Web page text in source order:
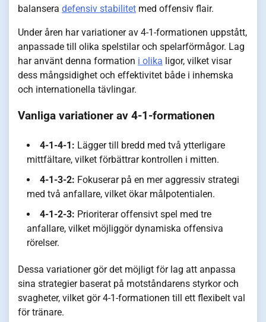
balansera defensiv stabilitet med offensiv flair.
Under åren har variationer av 4-1-formationen uppstått,
anpassade till olika spelstilar och spelarförmågor. Lag
har använt denna formation i olika ligor, vilket visar
dess mångsidighet och effektivitet både i inhemska
och internationella tävlingar.
Vanliga variationer av 4-1-formationen
4-1-4-1: Lägger till bredd med två ytterligare
mittfältare, vilket förbättrar kontrollen i mitten.
4-1-3-2: Fokuserar på en mer aggressiv strategi
med två anfallare, vilket ökar målpotentialen.
4-1-2-3: Prioriterar offensivt spel med tre
anfallare, vilket möjliggör dynamiska offensiva
rörelser.
Dessa variationer gör det möjligt för lag att anpassa
sina strategier baserat på motståndarens styrkor och
svagheter, vilket gör 4-1-formationen till ett flexibelt val
för tränare.